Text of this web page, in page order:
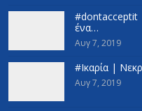
#dontacceptit
ένα…
Αυγ 7, 2019
#Ικαρία |
Αυγ 7, 2019